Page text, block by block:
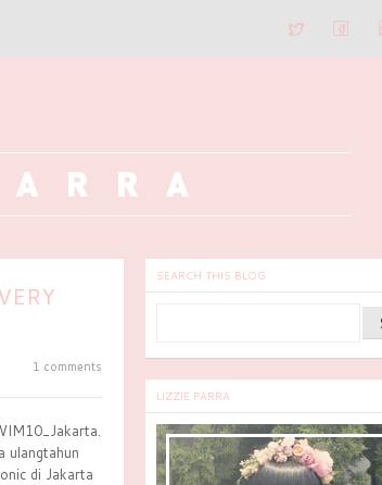
1 comments
ulangtahun
di Jakarta
SEARCH THIS BLOG
LIZZIE PARRA